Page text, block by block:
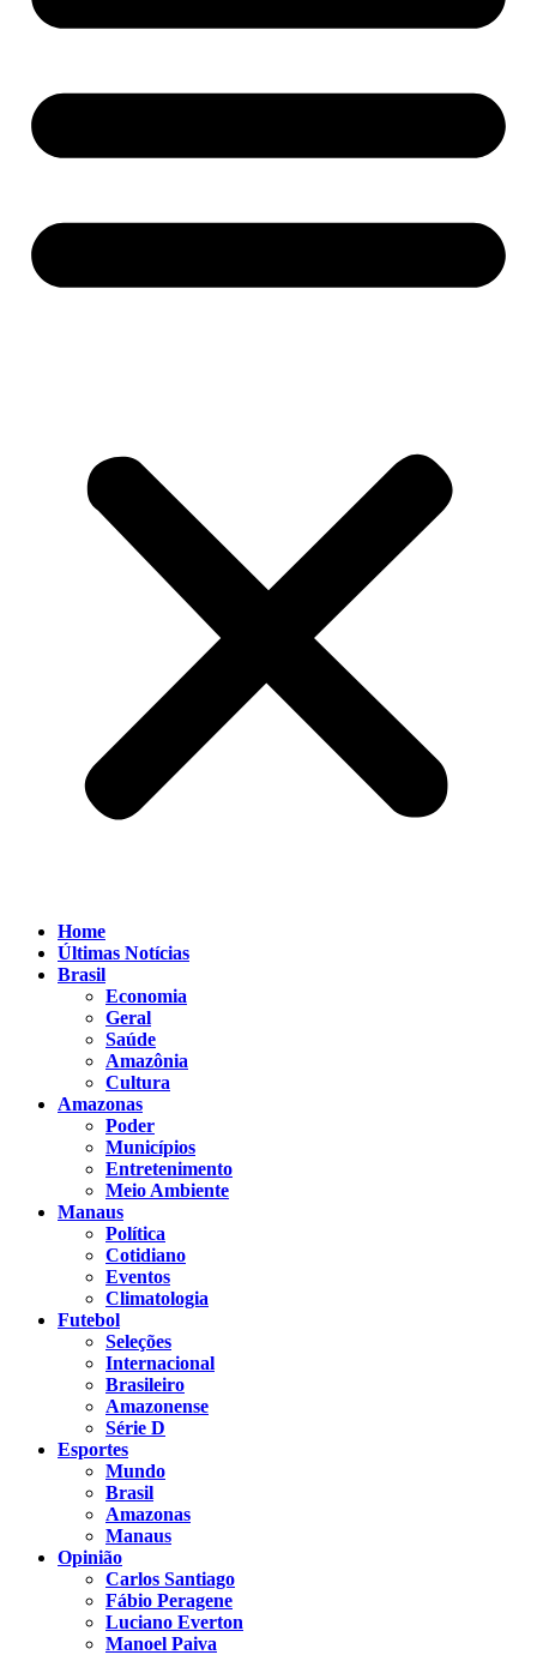
Home
Últimas Notícias
Brasil
Economia
Geral
Saúde
Amazônia
Cultura
Amazonas
Poder
Municípios
Entretenimento
Meio Ambiente
Manaus
Política
Cotidiano
Eventos
Climatologia
Futebol
Seleções
Internacional
Brasileiro
Amazonense
Série D
Esportes
Mundo
Brasil
Amazonas
Manaus
Opinião
Carlos Santiago
Fábio Peragene
Luciano Everton
Manoel Paiva